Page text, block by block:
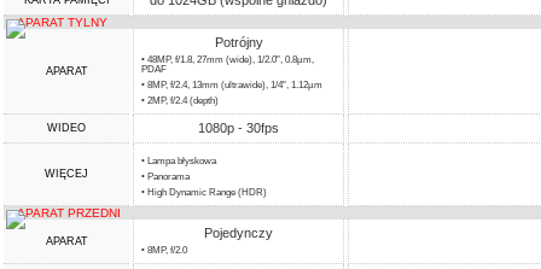
APARAT TYLNY
APARAT
Potrójny
• 48MP, f/1.8, 27mm (wide), 1/2.0", 0.8µm,
PDAF
• 8MP, f/2.4, 13mm (ultrawide), 1/4", 1.12µm
• 2MP, f/2.4 (depth)
WIDEO 1080p - 30fps
WIĘCEJ
• Lampa błyskowa
• Panorama
• High Dynamic Range (HDR)
APARAT PRZEDNI
APARAT
Pojedynczy
• 8MP, f/2.0